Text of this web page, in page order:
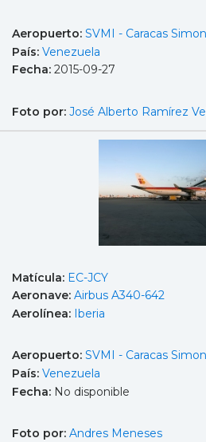
Aeropuerto: SVMI - Caracas
País: Venezuela
Fecha: 2015-09-27
Foto por: José Alberto Ramírez
Matícula: EC-JCY
Aeronave: Airbus A340-642
Aerolínea: Iberia
Aeropuerto: SVMI - Caracas
País: Venezuela
Fecha: No disponible
Foto por: Andres Meneses